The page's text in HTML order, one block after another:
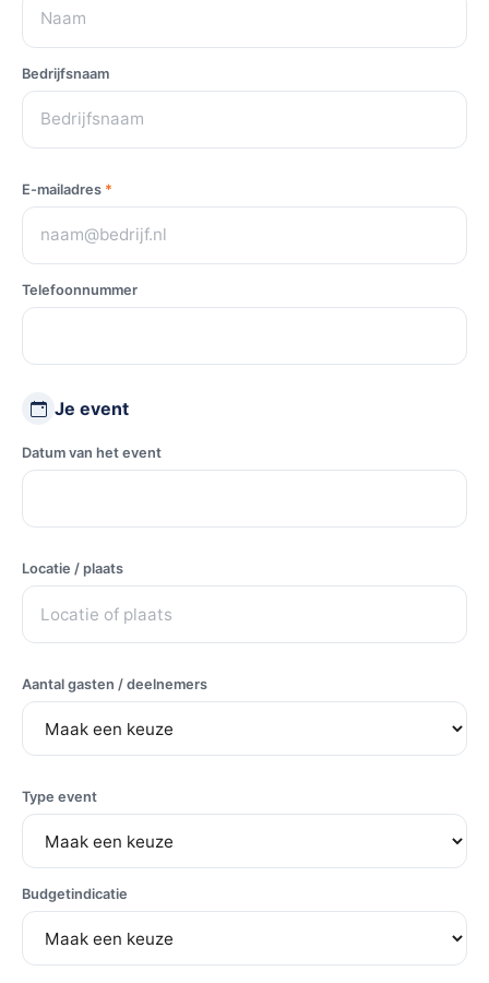
Bedrijfsnaam
E-mailadres *
Telefoonnummer
Je event
Datum van het event
Locatie / plaats
Aantal gasten / deelnemers
Type event
Budgetindicatie